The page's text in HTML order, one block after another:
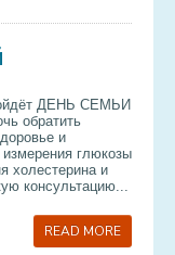
ДЕНЬ СЕМЬИ
обратить
и
глюкозы
холестерина и
консультацию...
READ MORE